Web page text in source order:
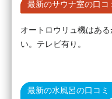
最新のサウナ室の口コ
オートロウリュ機はあ
い。テレビ有り。
最新の水風呂の口コミ